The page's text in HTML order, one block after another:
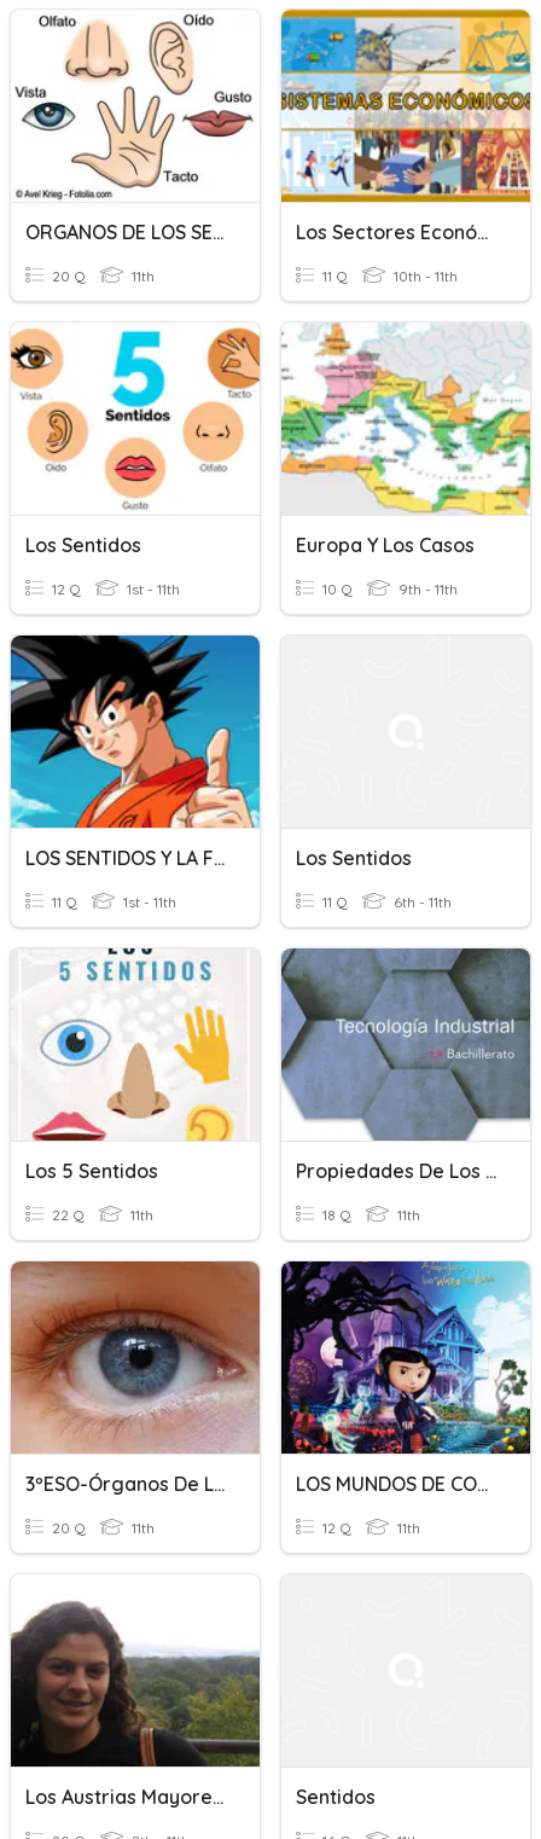
ORGANOS DE LOS SENTIDOS
20 Q 11th
Los Sectores Económicos
11 Q 10th - 11th
Los Sentidos
12 Q 1st - 11th
Europa Y Los Casos
10 Q 9th - 11th
LOS SENTIDOS Y LA FUERZA INTERIOR
11 Q 1st - 11th
Los Sentidos
11 Q 6th - 11th
Los 5 Sentidos
22 Q 11th
Propiedades De Los Materiales
18 Q 11th
3ºESO-Órganos De Los Sentidos-El Ojo
20 Q 11th
LOS MUNDOS DE CORALINE
12 Q 11th
Los Austrias Mayores (video) Sentidos